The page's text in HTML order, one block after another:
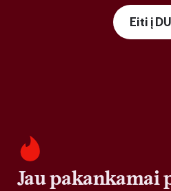
Eiti į
Jau pakankamai